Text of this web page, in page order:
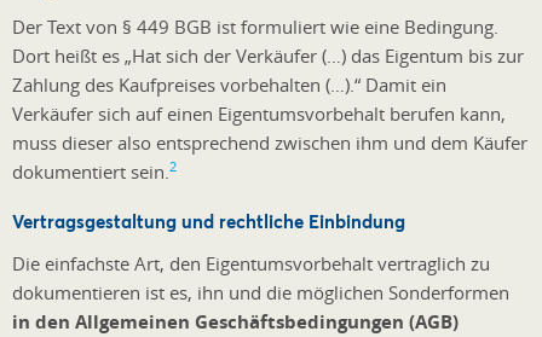
Der Text von § 449 BGB ist formuliert wie eine Bedingung.
Dort heißt es „Hat sich der Verkäufer (…) das Eigentum bis zur
Zahlung des Kaufpreises vorbehalten (…).“ Damit ein
Verkäufer sich auf einen Eigentumsvorbehalt berufen kann,
muss dieser also entsprechend zwischen ihm und dem Käufer
dokumentiert sein. 2
Vertragsgestaltung und rechtliche Einbindung
Die einfachste Art, den Eigentumsvorbehalt vertraglich zu
dokumentieren ist es, ihn und die möglichen Sonderformen
in den Allgemeinen Geschäftsbedingungen (AGB)